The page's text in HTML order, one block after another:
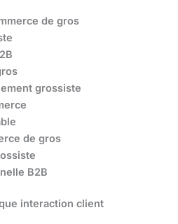
de gros
grossiste
de gros
B2B
interaction client